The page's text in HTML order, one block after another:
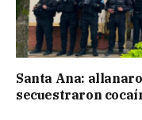
Santa Ana:
secuestraron